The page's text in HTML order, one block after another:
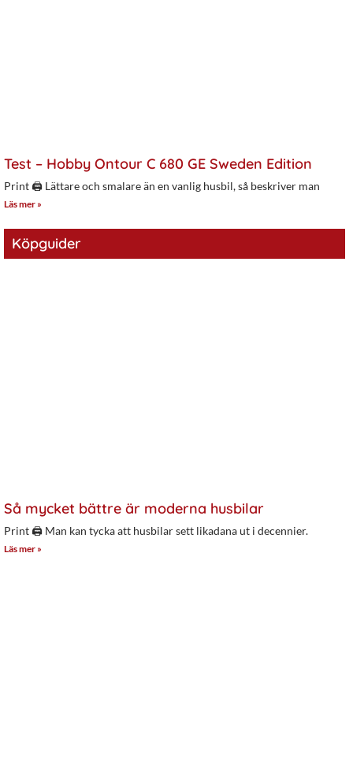
Test – Hobby Ontour C 680 GE Sweden Edition
Print 🖨 Lättare och smalare än en vanlig husbil, så beskriver man
Läs mer »
Köpguider
Så mycket bättre är moderna husbilar
Print 🖨 Man kan tycka att husbilar sett likadana ut i decennier.
Läs mer »